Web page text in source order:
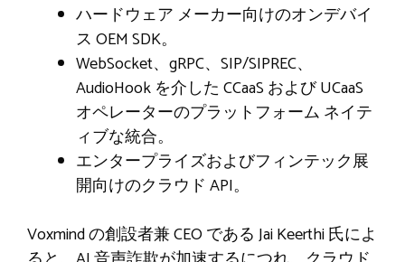
ハードウェア メーカー向けのオンデバイ
ス OEM SDK。
WebSocket、gRPC、SIP/SIPREC、
AudioHook を介した CCaaS および UCaaS
オペレーターのプラットフォーム ネイテ
ィブな統合。
エンタープライズおよびフィンテック展
開向けのクラウド API。
Voxmind の創設者兼 CEO である Jai Keerthi 氏によ